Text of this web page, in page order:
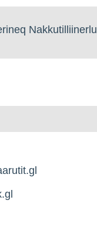
Nakkutilliinerlu